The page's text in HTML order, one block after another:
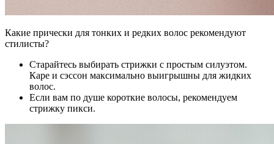
Какие прически для тонких и редких волос рекомендуют
стилисты?
Старайтесь выбирать стрижки с простым силуэтом.
Каре и сэссон максимально выигрышны для жидких
волос.
Если вам по душе короткие волосы, рекомендуем
стрижку пикси.